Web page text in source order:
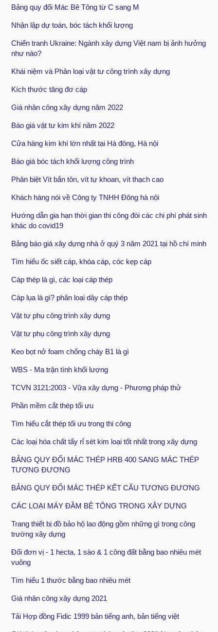
Bảng quy đổi Mác Bê Tông từ C sang M
Nhận lập dự toán, bóc tách khối lượng
Chiến tranh Ukraine: Ngành xây dựng Việt nam bị ảnh hưởng
như nào?
Khái niệm và Phân loại vật tư công trình xây dựng
Kích thước tăng đơ cáp
Giá nhân công xây dựng năm 2022
Báo giá vật tư kim khí năm 2022
Cửa hàng kim khí lớn nhất tại Hà đông, Hà nội
Báo giá bóc tách khối lượng công trình
Phân biệt Vít bắn tôn, vít tự khoan, vít thạch cao
Khách hàng nói về Công ty TNHH Đông hà nội
Hướng dẫn gia hạn thời gian thi công đòi các chi phí phát sinh
khác do covid19
Bảng báo giá xây dựng nhà ở quý 3 năm 2021 tại hồ chí minh
Tìm hiểu ốc siết cáp, khóa cáp, cóc kẹp cáp
Cáp thép là gì, các loại cáp thép
Cáp lụa là gì? phân loại dây cáp thép
Vật tư phụ công trình xây dựng
Vật tư phụ công trình xây dựng
Keo bọt nở foam chống cháy B1 là gì
WBS - Ma trận tính khối lượng
TCVN 3121:2003 - Vữa xây dựng - Phương pháp thử
Phần mềm cắt thép tối ưu
Tìm hiểu cắt thép tối ưu trong thi công
Các loại hóa chất tẩy rỉ sét kim loại tốt nhất trong xây dựng
BẢNG QUY ĐỔI MÁC THÉP HRB 400 SANG MÁC THÉP
TƯƠNG ĐƯƠNG
BẢNG QUY ĐỔI MÁC THÉP KẾT CẤU TƯƠNG ĐƯƠNG
CÁC LOẠI MÁY ĐẦM BÊ TÔNG TRONG XÂY DỰNG
Trang thiết bị đồ bảo hộ lao động gồm những gì trong công
trường xây dựng
Đổi đơn vị - 1 hecta, 1 sào & 1 công đất bằng bao nhiêu mét
vuông
Tìm hiểu 1 thước bằng bao nhiêu mét
Giá nhân công xây dựng 2021
Tải Hợp đồng Fidic 1999 bản tiếng anh, bản tiếng việt